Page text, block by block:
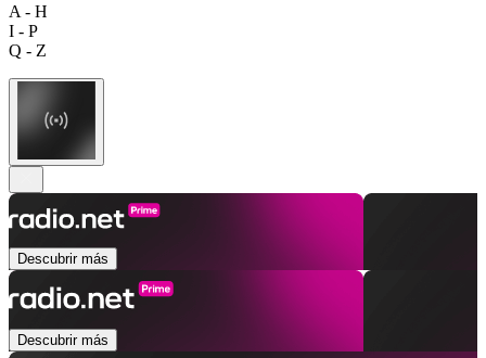
A - H
I - P
Q - Z
Descubrir más
Descubrir más